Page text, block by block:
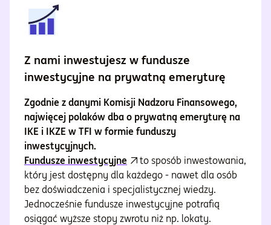
Z nami inwestujesz w fundusze
inwestycyjne na prywatną emeryturę
Zgodnie z danymi Komisji Nadzoru Finansowego,
najwięcej polaków dba o prywatną emeryturę na
IKE i IKZE w TFI w formie funduszy
inwestycyjnych.
Fundusze inwestycyjne
to sposób inwestowania,
który jest dostępny dla każdego - nawet dla osób
bez doświadczenia i specjalistycznej wiedzy.
Jednocześnie fundusze inwestycyjne potrafią
osiągać wyższe stopy zwrotu niż np. lokaty.